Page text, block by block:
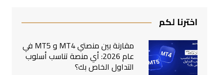
اخترنا لكم
مقارنة بين منصتي MT4 و MT5 في
عام 2026: أي منصة تناسب أسلوب
التداول الخاص بك؟